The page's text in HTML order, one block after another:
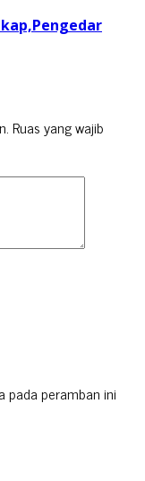
Ruas yang wajib
pada peramban ini